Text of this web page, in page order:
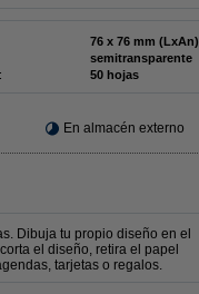
76 x 76 mm (LxAn)
semitransparente
50 hojas
En almacén externo
Dibuja tu propio diseño en el
el diseño, retira el papel
tarjetas o regalos.